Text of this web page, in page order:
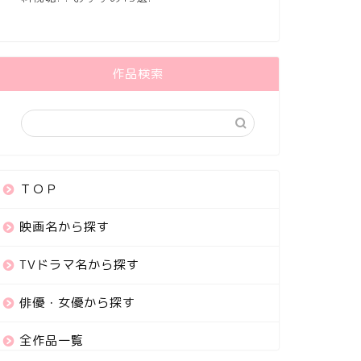
作品検索
ＴＯＰ
映画名から探す
TVドラマ名から探す
俳優・女優から探す
全作品一覧